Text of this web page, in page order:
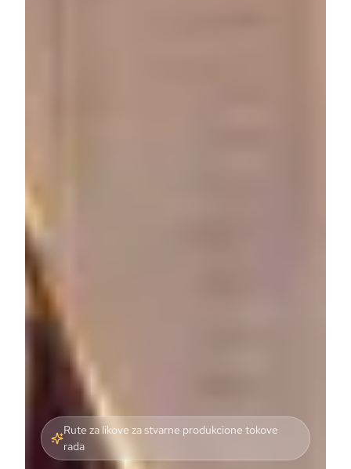
Rute za likove za stvarne produkcione tokove
rada